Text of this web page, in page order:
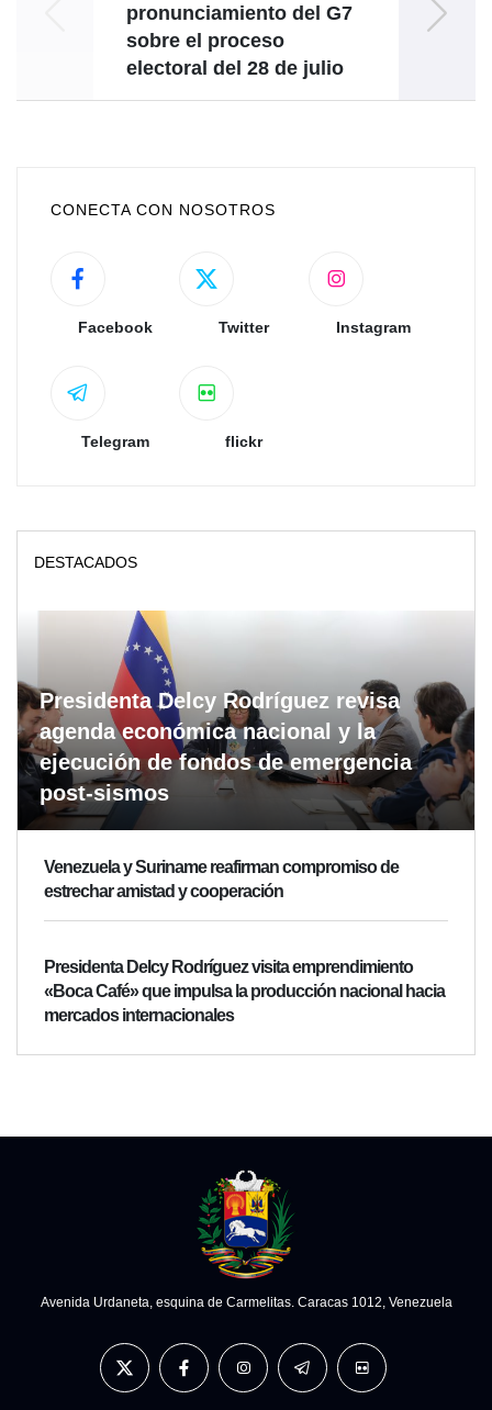
pronunciamiento del G7
sobre el proceso
electoral del 28 de julio
CONECTA CON NOSOTROS
Facebook Twitter Instagram
Telegram flickr
DESTACADOS
Presidenta Delcy Rodríguez revisa
agenda económica nacional y la
ejecución de fondos de emergencia
post-sismos
Venezuela y Suriname reafirman compromiso de
estrechar amistad y cooperación
Presidenta Delcy Rodríguez visita emprendimiento
«Boca Café» que impulsa la producción nacional hacia
mercados internacionales
Avenida Urdaneta, esquina de Carmelitas. Caracas 1012, Venezuela